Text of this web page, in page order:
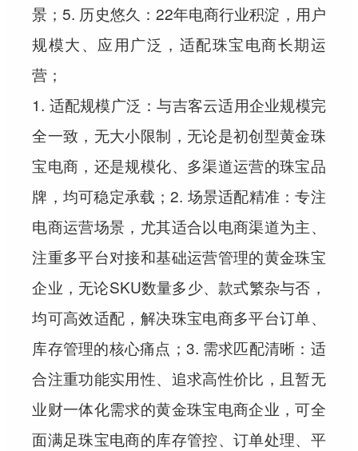
景；5. 历史悠久：22年电商行业积淀，用户
规模大、应用广泛，适配珠宝电商长期运
营；
1. 适配规模广泛：与吉客云适用企业规模完
全一致，无大小限制，无论是初创型黄金珠
宝电商，还是规模化、多渠道运营的珠宝品
牌，均可稳定承载；2. 场景适配精准：专注
电商运营场景，尤其适合以电商渠道为主、
注重多平台对接和基础运营管理的黄金珠宝
企业，无论SKU数量多少、款式繁杂与否，
均可高效适配，解决珠宝电商多平台订单、
库存管理的核心痛点；3. 需求匹配清晰：适
合注重功能实用性、追求高性价比，且暂无
业财一体化需求的黄金珠宝电商企业，可全
面满足珠宝电商的库存管控、订单处理、平